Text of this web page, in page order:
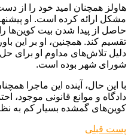
هاولز همچنان امید خود را از
مشکل ارائه کرده است. او
حاصل از پیدا شدن بیت کوین‌ها
تقسیم کند. همچنین، او بر این
دلیل تلاش‌های مداوم او برای
شورای شهر بوده است.
با این حال، آینده این ماجرا
دادگاه و موانع قانونی موجود،
کوین‌های گمشده بسیار کم به
پست قبلی